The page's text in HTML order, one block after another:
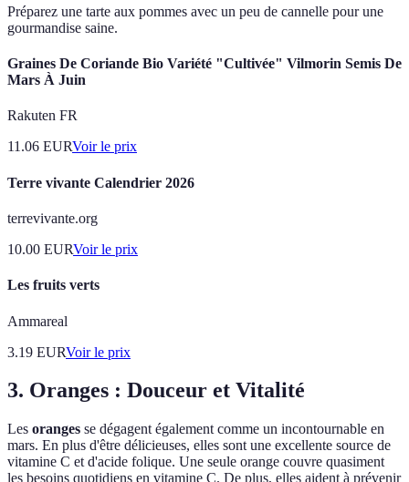
Préparez une tarte aux pommes avec un peu de cannelle pour une
gourmandise saine.
Graines De Coriande Bio Variété "Cultivée" Vilmorin Semis De
Mars À Juin
Rakuten FR
11.06 EURVoir le prix
Terre vivante Calendrier 2026
terrevivante.org
10.00 EURVoir le prix
Les fruits verts
Ammareal
3.19 EURVoir le prix
3. Oranges : Douceur et Vitalité
Les oranges se dégagent également comme un incontournable en
mars. En plus d'être délicieuses, elles sont une excellente source de
vitamine C et d'acide folique. Une seule orange couvre quasiment
les besoins quotidiens en vitamine C. De plus, elles aident à prévenir